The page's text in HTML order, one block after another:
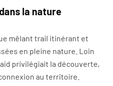
la nature
mêlant trail itinérant et
en pleine nature. Loin
privilégiait la découverte,
au territoire.